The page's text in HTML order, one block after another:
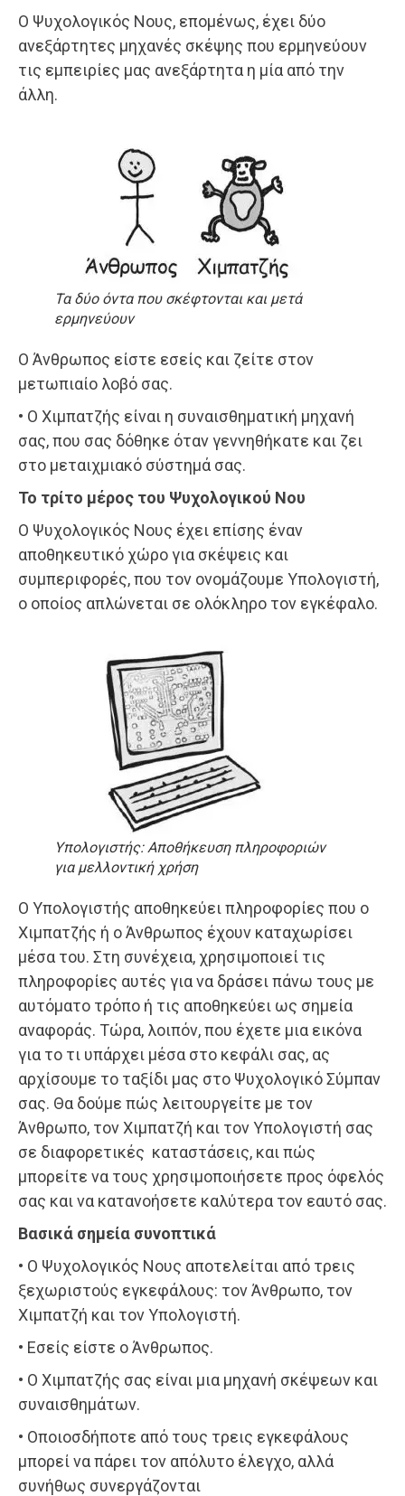
Ο Ψυχολογικός Νους, επομένως, έχει δύο
ανεξάρτητες μηχανές σκέψης που ερμηνεύουν
τις εμπειρίες μας ανεξάρτητα η μία από την
άλλη.
Τα δύο όντα που σκέφτονται και μετά
ερμηνεύουν
Ο Άνθρωπος είστε εσείς και ζείτε στον
μετωπιαίο λοβό σας.
• Ο Χιμπατζής είναι η συναισθηματική μηχανή
σας, που σας δόθηκε όταν γεννηθήκατε και ζει
στο μεταιχμιακό σύστημά σας.
Το τρίτο μέρος του Ψυχολογικού Νου
Ο Ψυχολογικός Νους έχει επίσης έναν
αποθηκευτικό χώρο για σκέψεις και
συμπεριφορές, που τον ονομάζουμε Υπολογιστή,
ο οποίος απλώνεται σε ολόκληρο τον εγκέφαλο.
Υπολογιστής: Αποθήκευση πληροφοριών
για μελλοντική χρήση
Ο Υπολογιστής αποθηκεύει πληροφορίες που ο
Χιμπατζής ή ο Άνθρωπος έχουν καταχωρίσει
μέσα του. Στη συνέχεια, χρησιμοποιεί τις
πληροφορίες αυτές για να δράσει πάνω τους με
αυτόματο τρόπο ή τις αποθηκεύει ως σημεία
αναφοράς. Τώρα, λοιπόν, που έχετε μια εικόνα
για το τι υπάρχει μέσα στο κεφάλι σας, ας
αρχίσουμε το ταξίδι μας στο Ψυχολογικό Σύμπαν
σας. Θα δούμε πώς λειτουργείτε με τον
Άνθρωπο, τον Χιμπατζή και τον Υπολογιστή σας
σε διαφορετικές καταστάσεις, και πώς
μπορείτε να τους χρησιμοποιήσετε προς όφελός
σας και να κατανοήσετε καλύτερα τον εαυτό σας.
Βασικά σημεία συνοπτικά
• Ο Ψυχολογικός Νους αποτελείται από τρεις
ξεχωριστούς εγκεφάλους: τον Άνθρωπο, τον
Χιμπατζή και τον Υπολογιστή.
• Εσείς είστε ο Άνθρωπος.
• Ο Χιμπατζής σας είναι μια μηχανή σκέψεων και
συναισθημάτων.
• Οποιοσδήποτε από τους τρεις εγκεφάλους
μπορεί να πάρει τον απόλυτο έλεγχο, αλλά
συνήθως συνεργάζονται